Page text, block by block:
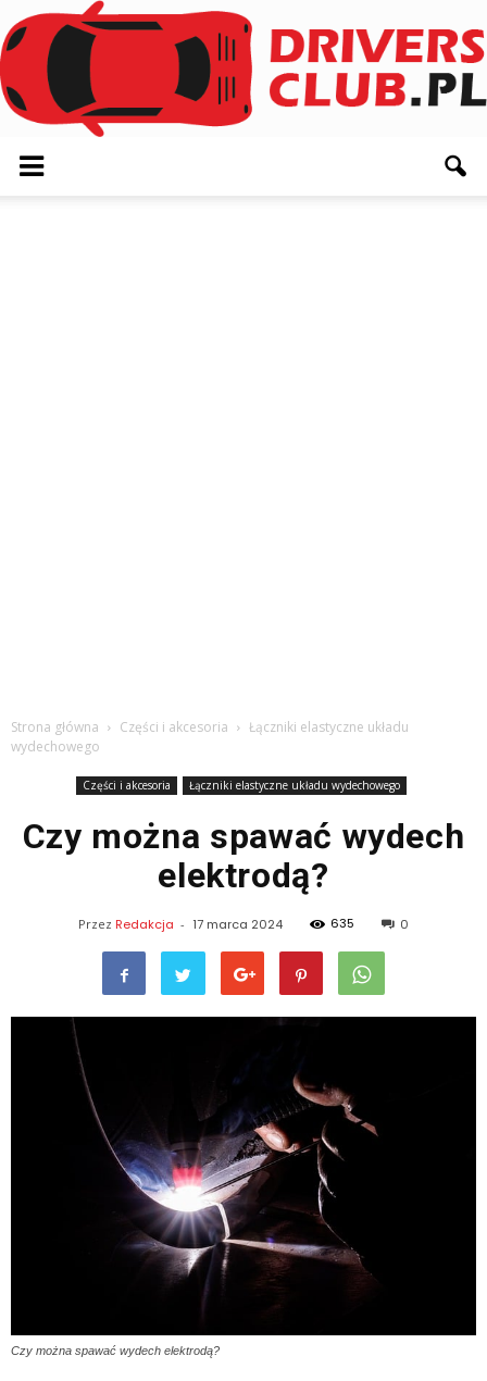
Strona główna Części i akcesoria
Łączniki elastyczne układu
wydechowego
Części i akcesoria Łączniki elastyczne układu wydechowego
Czy można spawać wydech
elektrodą?
Przez Redakcja - 17 marca 2024 635 0
Czy można spawać wydech elektrodą?